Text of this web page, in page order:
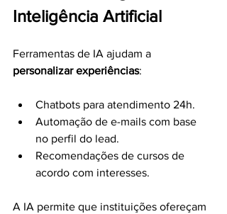
Inteligência Artificial
Ferramentas de IA ajudam a
personalizar experiências:
Chatbots para atendimento 24h.
Automação de e-mails com base
no perfil do lead.
Recomendações de cursos de
acordo com interesses.
A IA permite que instituições ofereçam